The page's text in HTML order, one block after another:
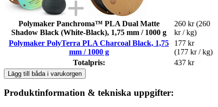
Polymaker Panchroma™ PLA Dual Matte
Shadow Black (White-Black), 1,75 mm / 1000 g
260 kr (260
kr / kg)
Polymaker PolyTerra PLA Charcoal Black, 1,75
mm / 1000 g
177 kr
(177 kr / kg)
Totalpris:
437 kr
Lägg till båda i varukorgen
Produktinformation & tekniska uppgifter: